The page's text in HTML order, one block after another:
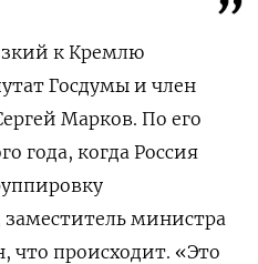
к Кремлю
Госдумы и член
Марков. По его
года, когда Россия
министра
что происходит. «Это